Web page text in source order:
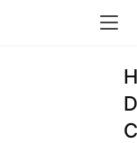
H
D
C